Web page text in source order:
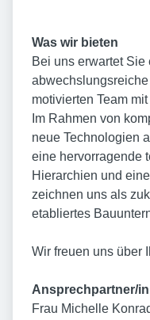
Was wir bieten
Bei uns erwartet Sie
motivierten Team
Im Rahmen von
neue Technologien
eine hervorragende
Hierarchien und
zeichnen uns als
etabliertes
Wir ​freuen uns über
Ansprechpartner/in
Frau Michelle